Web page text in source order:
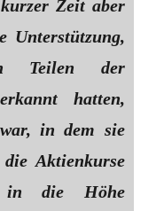
Zeit aber
Unterstützung,
Teilen der
hatten,
in dem sie
Aktienkurse
in die Höhe